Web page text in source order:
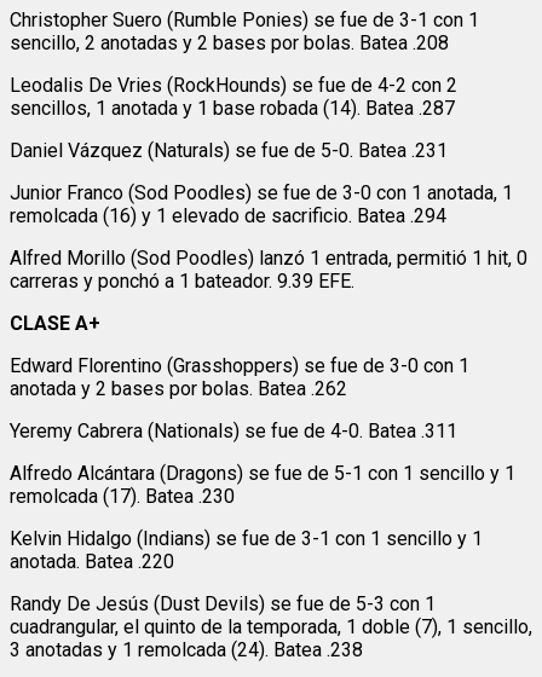
Christopher Suero (Rumble Ponies) se fue de 3-1 con 1
sencillo, 2 anotadas y 2 bases por bolas. Batea .208
Leodalis De Vries (RockHounds) se fue de 4-2 con 2
sencillos, 1 anotada y 1 base robada (14). Batea .287
Daniel Vázquez (Naturals) se fue de 5-0. Batea .231
Junior Franco (Sod Poodles) se fue de 3-0 con 1 anotada, 1
remolcada (16) y 1 elevado de sacrificio. Batea .294
Alfred Morillo (Sod Poodles) lanzó 1 entrada, permitió 1 hit, 0
carreras y ponchó a 1 bateador. 9.39 EFE.
CLASE A+
Edward Florentino (Grasshoppers) se fue de 3-0 con 1
anotada y 2 bases por bolas. Batea .262
Yeremy Cabrera (Nationals) se fue de 4-0. Batea .311
Alfredo Alcántara (Dragons) se fue de 5-1 con 1 sencillo y 1
remolcada (17). Batea .230
Kelvin Hidalgo (Indians) se fue de 3-1 con 1 sencillo y 1
anotada. Batea .220
Randy De Jesús (Dust Devils) se fue de 5-3 con 1
cuadrangular, el quinto de la temporada, 1 doble (7), 1 sencillo,
3 anotadas y 1 remolcada (24). Batea .238